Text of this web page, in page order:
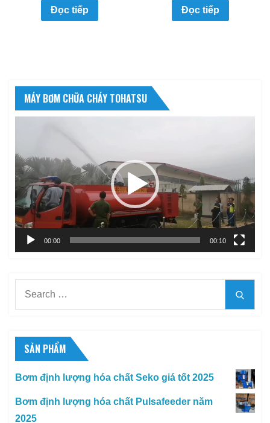
Đọc tiếp Đọc tiếp
MÁY BƠM CHỮA CHÁY TOHATSU
Video
00:00 00:10
SẢN PHẨM
Bơm định lượng hóa chất Seko giá tốt 2025
Bơm định lượng hóa chất Pulsafeeder năm
2025